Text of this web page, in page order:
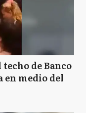
de Banco
en medio del